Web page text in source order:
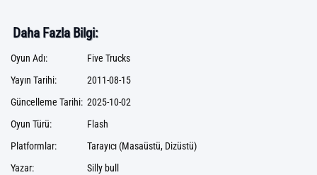
Daha Fazla Bilgi:
Oyun Adı:
Five Trucks
Yayın Tarihi:
2011-08-15
Güncelleme Tarihi: 2025-10-02
Oyun Türü:
Flash
Platformlar:
Tarayıcı (Masaüstü, Dizüstü)
Yazar:
Silly bull